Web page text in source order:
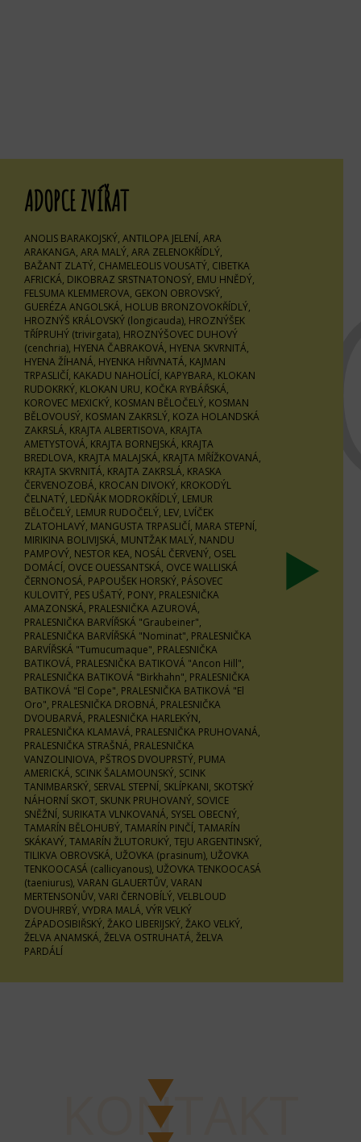
ADOPCE ZVÍŘAT
ANOLIS BARAKOJSKÝ, ANTILOPA JELENÍ, ARA
ARAKANGA, ARA MALÝ, ARA ZELENOKŘÍDLÝ,
BAŽANT ZLATÝ, CHAMELEOLIS VOUSATÝ, CIBETKA
AFRICKÁ, DIKOBRAZ SRSTNATONOSÝ, EMU HNĚDÝ,
FELSUMA KLEMMEROVA, GEKON OBROVSKÝ,
GUERÉZA ANGOLSKÁ, HOLUB BRONZOVOKŘÍDLÝ,
HROZNÝŠ KRÁLOVSKÝ (longicauda), HROZNÝŠEK
TŘÍPRUHÝ (trivirgata), HROZNÝŠOVEC DUHOVÝ
(cenchria), HYENA ČABRAKOVÁ, HYENA SKVRNITÁ,
HYENA ŽÍHANÁ, HYENKA HŘIVNATÁ, KAJMAN
TRPASLIČÍ, KAKADU NAHOLÍCÍ, KAPYBARA, KLOKAN
RUDOKRKÝ, KLOKAN URU, KOČKA RYBÁŘSKÁ,
KOROVEC MEXICKÝ, KOSMAN BĚLOČELÝ, KOSMAN
BĚLOVOUSÝ, KOSMAN ZAKRSLÝ, KOZA HOLANDSKÁ
ZAKRSLÁ, KRAJTA ALBERTISOVA, KRAJTA
AMETYSTOVÁ, KRAJTA BORNEJSKÁ, KRAJTA
BREDLOVA, KRAJTA MALAJSKÁ, KRAJTA MŘÍŽKOVANÁ,
KRAJTA SKVRNITÁ, KRAJTA ZAKRSLÁ, KRASKA
ČERVENOZOBÁ, KROCAN DIVOKÝ, KROKODÝL
ČELNATÝ, LEDŇÁK MODROKŘÍDLÝ, LEMUR
BĚLOČELÝ, LEMUR RUDOČELÝ, LEV, LVÍČEK
ZLATOHLAVÝ, MANGUSTA TRPASLIČÍ, MARA STEPNÍ,
MIRIKINA BOLIVIJSKÁ, MUNTŽAK MALÝ, NANDU
PAMPOVÝ, NESTOR KEA, NOSÁL ČERVENÝ, OSEL
DOMÁCÍ, OVCE OUESSANTSKÁ, OVCE WALLISKÁ
ČERNONOSÁ, PAPOUŠEK HORSKÝ, PÁSOVEC
KULOVITÝ, PES UŠATÝ, PONY, PRALESNIČKA
AMAZONSKÁ, PRALESNIČKA AZUROVÁ,
PRALESNIČKA BARVÍŘSKÁ "Graubeiner",
PRALESNIČKA BARVÍŘSKÁ "Nominat", PRALESNIČKA
BARVÍŘSKÁ "Tumucumaque", PRALESNIČKA
BATIKOVÁ, PRALESNIČKA BATIKOVÁ "Ancon Hill",
PRALESNIČKA BATIKOVÁ "Birkhahn", PRALESNIČKA
BATIKOVÁ "El Cope", PRALESNIČKA BATIKOVÁ "El
Oro", PRALESNIČKA DROBNÁ, PRALESNIČKA
DVOUBARVÁ, PRALESNIČKA HARLEKÝN,
PRALESNIČKA KLAMAVÁ, PRALESNIČKA PRUHOVANÁ,
PRALESNIČKA STRAŠNÁ, PRALESNIČKA
VANZOLINIOVA, PŠTROS DVOUPRSTÝ, PUMA
AMERICKÁ, SCINK ŠALAMOUNSKÝ, SCINK
TANIMBARSKÝ, SERVAL STEPNÍ, SKLÍPKANI, SKOTSKÝ
NÁHORNÍ SKOT, SKUNK PRUHOVANÝ, SOVICE
SNĚŽNÍ, SURIKATA VLNKOVANÁ, SYSEL OBECNÝ,
TAMARÍN BĚLOHUBÝ, TAMARÍN PINČÍ, TAMARÍN
SKÁKAVÝ, TAMARÍN ŽLUTORUKÝ, TEJU ARGENTINSKÝ,
TILIKVA OBROVSKÁ, UŽOVKA (prasinum), UŽOVKA
TENKOOCASÁ (callicyanous), UŽOVKA TENKOOCASÁ
(taeniurus), VARAN GLAUERTŮV, VARAN
MERTENSONŮV, VARI ČERNOBÍLÝ, VELBLOUD
DVOUHRBÝ, VYDRA MALÁ, VÝR VELKÝ
ZÁPADOSIBIŘSKÝ, ŽAKO LIBERIJSKÝ, ŽAKO VELKÝ,
ŽELVA ANAMSKÁ, ŽELVA OSTRUHATÁ, ŽELVA
PARDÁLÍ
KONTAKT